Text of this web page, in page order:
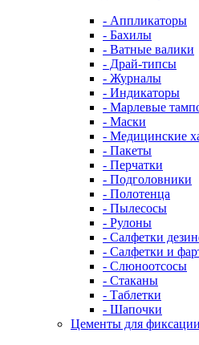
- Аппликаторы
- Бахилы
- Ватные валики
- Драй-типсы
- Журналы
- Индикаторы
- Марлевые
- Маски
- Медицинские
- Пакеты
- Перчатки
- Подголовники
- Полотенца
- Пылесосы
- Рулоны
- Салфетки
- Салфетки и
- Слюноотсосы
- Стаканы
- Таблетки
- Шапочки
Цементы для фиксации